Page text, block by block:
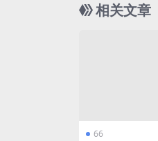
相关文章
66